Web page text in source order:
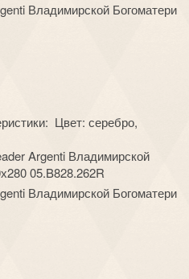
Владимирской Богоматери
Цвет: серебро,
Владимирской Богоматери